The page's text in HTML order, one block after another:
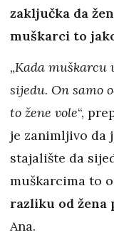
zaključka da
muškarci to
„Kada muškarcu
sijedu. On samo
to žene vole“,
je zanimljivo da
stajalište da
muškarcima to
razliku od žena
Ana.